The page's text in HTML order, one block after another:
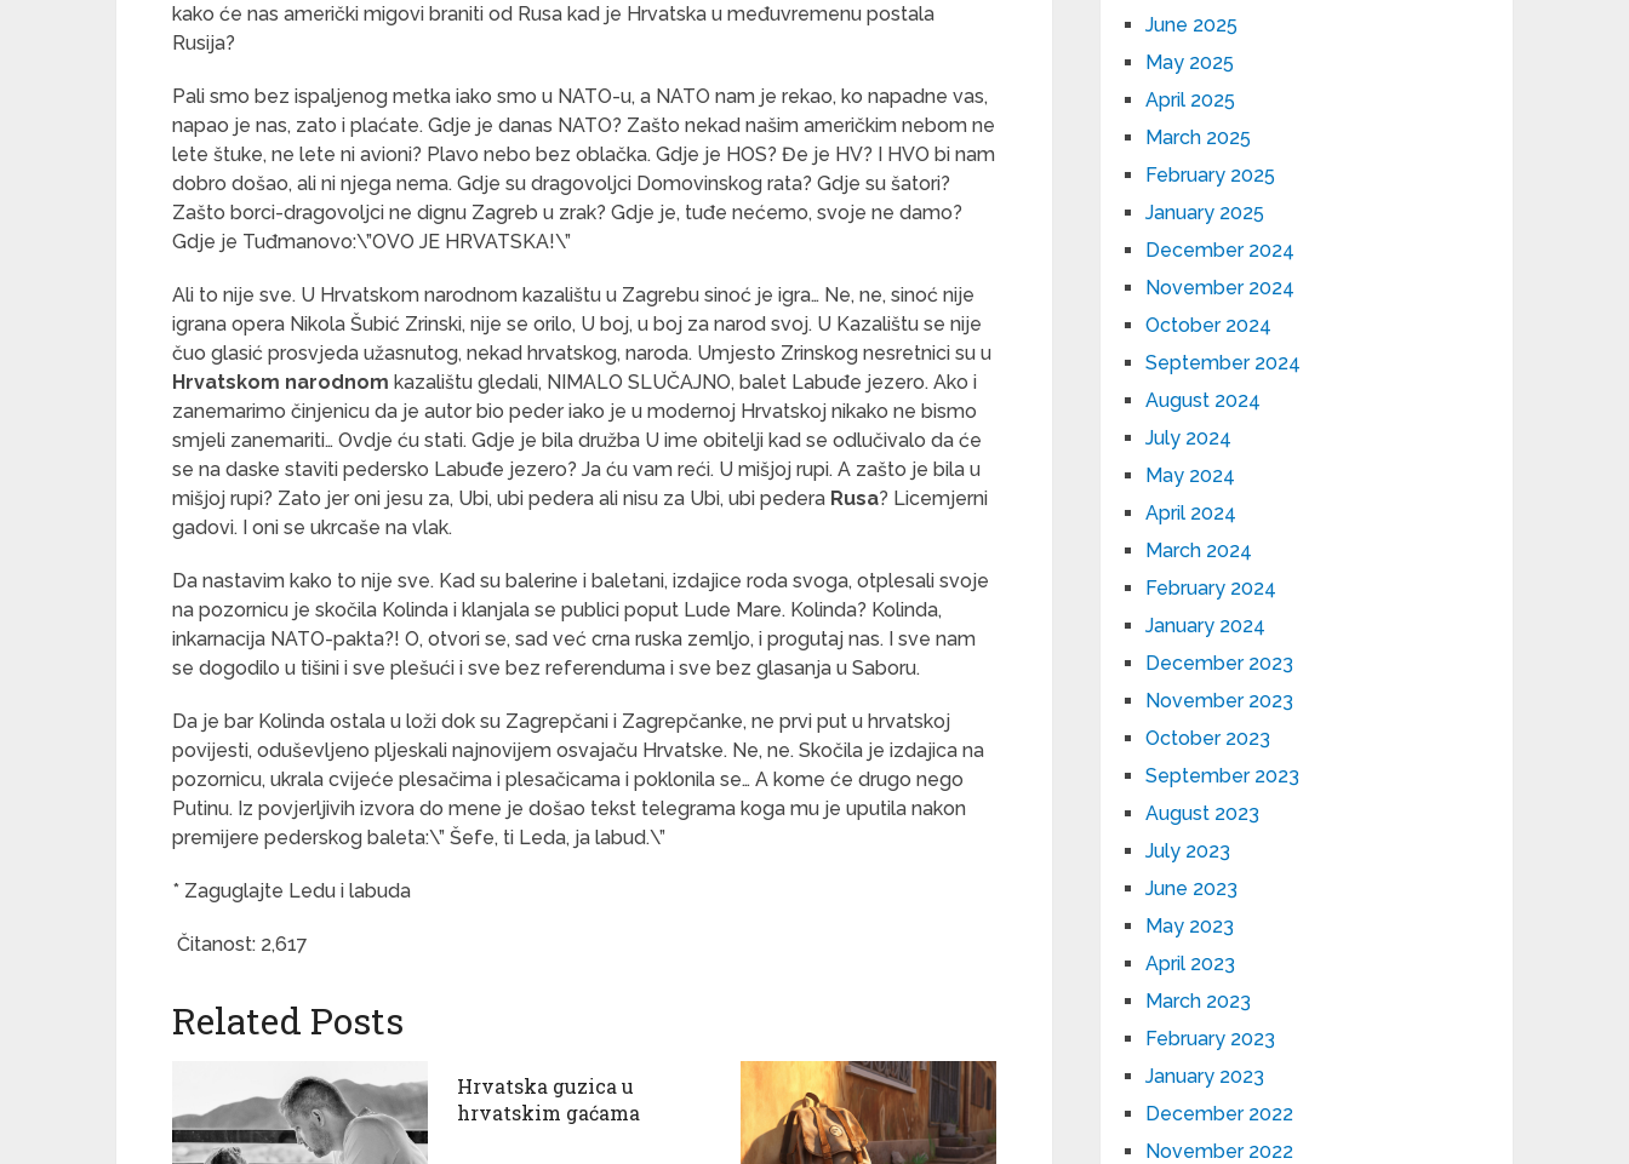
kako će nas američki migovi braniti od Rusa kad je Hrvatska u međuvremenu postala
Rusija?
Pali smo bez ispaljenog metka iako smo u NATO-u, a NATO nam je rekao, ko napadne vas,
napao je nas, zato i plaćate. Gdje je danas NATO? Zašto nekad našim američkim nebom ne
lete štuke, ne lete ni avioni? Plavo nebo bez oblačka. Gdje je HOS? Đe je HV? I HVO bi nam
dobro došao, ali ni njega nema. Gdje su dragovoljci Domovinskog rata? Gdje su šatori?
Zašto borci-dragovoljci ne dignu Zagreb u zrak? Gdje je, tuđe nećemo, svoje ne damo?
Gdje je Tuđmanovo:\”OVO JE HRVATSKA!\”
Ali to nije sve. U Hrvatskom narodnom kazalištu u Zagrebu sinoć je igra… Ne, ne, sinoć nije
igrana opera Nikola Šubić Zrinski, nije se orilo, U boj, u boj za narod svoj. U Kazalištu se nije
čuo glasić prosvjeda užasnutog, nekad hrvatskog, naroda. Umjesto Zrinskog nesretnici su u
Hrvatskom narodnom kazalištu gledali, NIMALO SLUČAJNO, balet Labuđe jezero. Ako i
zanemarimo činjenicu da je autor bio peder iako je u modernoj Hrvatskoj nikako ne bismo
smjeli zanemariti… Ovdje ću stati. Gdje je bila družba U ime obitelji kad se odlučivalo da će
se na daske staviti pedersko Labuđe jezero? Ja ću vam reći. U mišjoj rupi. A zašto je bila u
mišjoj rupi? Zato jer oni jesu za, Ubi, ubi pedera ali nisu za Ubi, ubi pedera Rusa? Licemjerni
gadovi. I oni se ukrcaše na vlak.
Da nastavim kako to nije sve. Kad su balerine i baletani, izdajice roda svoga, otplesali svoje
na pozornicu je skočila Kolinda i klanjala se publici poput Lude Mare. Kolinda? Kolinda,
inkarnacija NATO-pakta?! O, otvori se, sad već crna ruska zemljo, i progutaj nas. I sve nam
se dogodilo u tišini i sve plešući i sve bez referenduma i sve bez glasanja u Saboru.
Da je bar Kolinda ostala u loži dok su Zagrepčani i Zagrepčanke, ne prvi put u hrvatskoj
povijesti, oduševljeno pljeskali najnovijem osvajaču Hrvatske. Ne, ne. Skočila je izdajica na
pozornicu, ukrala cvijeće plesačima i plesačicama i poklonila se… A kome će drugo nego
Putinu. Iz povjerljivih izvora do mene je došao tekst telegrama koga mu je uputila nakon
premijere pederskog baleta:\” Šefe, ti Leda, ja labud.\”
* Zaguglajte Ledu i labuda
Čitanost: 2,617
Related Posts
Hrvatska guzica u
hrvatskim gaćama
June 2025
May 2025
April 2025
March 2025
February 2025
January 2025
December 2024
November 2024
October 2024
September 2024
August 2024
July 2024
May 2024
April 2024
March 2024
February 2024
January 2024
December 2023
November 2023
October 2023
September 2023
August 2023
July 2023
June 2023
May 2023
April 2023
March 2023
February 2023
January 2023
December 2022
November 2022